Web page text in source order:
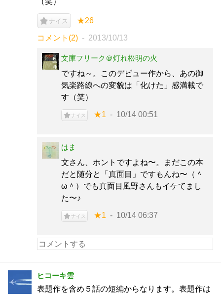
ナイス ★26
コメント(2) 2013/10/13
文庫フリーク＠灯れ松明の火
ですね～。このデビュー作から、あの御
気楽路線への変貌は「化けた」感満載で
す（笑）
ナイス ★1 10/14 00:51
はま
文さん、ホントですよね〜。まだこの本
だと随分と「真面目」ですもんね〜（＾
ω＾）でも真面目風野さんもイケてまし
た〜♪
ナイス ★1 10/14 06:37
ヒコーキ雲
表題作を含め５話の短編からなります。表題作は